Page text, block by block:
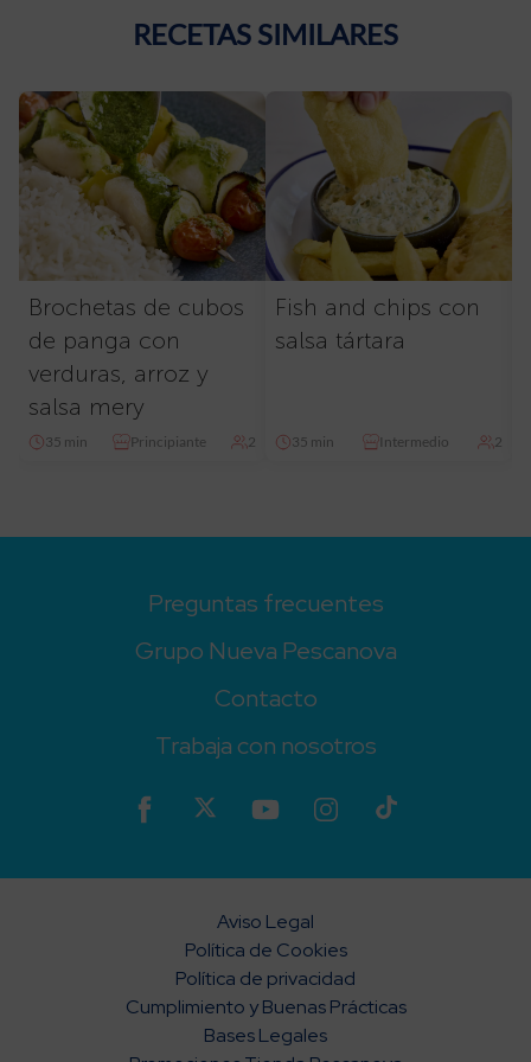
RECETAS SIMILARES
Brochetas de cubos
de panga con
verduras, arroz y
salsa mery
35 min Principiante 2
Fish and chips con
salsa tártara
35 min Intermedio 2
Preguntas frecuentes
Grupo Nueva Pescanova
Contacto
Trabaja con nosotros
Aviso Legal
Política de Cookies
Política de privacidad
Cumplimiento y Buenas Prácticas
Bases Legales